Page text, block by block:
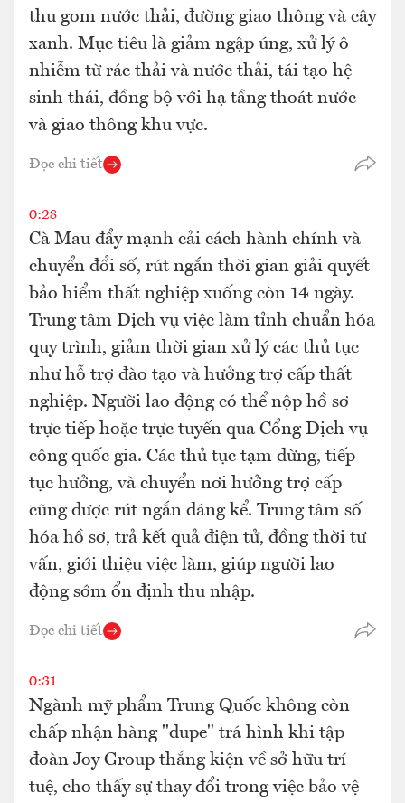
thu gom nước thải, đường giao thông và cây
xanh. Mục tiêu là giảm ngập úng, xử lý ô
nhiễm từ rác thải và nước thải, tái tạo hệ
sinh thái, đồng bộ với hạ tầng thoát nước
và giao thông khu vực.
Đọc chi tiết
0:28
Cà Mau đẩy mạnh cải cách hành chính và
chuyển đổi số, rút ngắn thời gian giải quyết
bảo hiểm thất nghiệp xuống còn 14 ngày.
Trung tâm Dịch vụ việc làm tỉnh chuẩn hóa
quy trình, giảm thời gian xử lý các thủ tục
như hỗ trợ đào tạo và hưởng trợ cấp thất
nghiệp. Người lao động có thể nộp hồ sơ
trực tiếp hoặc trực tuyến qua Cổng Dịch vụ
công quốc gia. Các thủ tục tạm dừng, tiếp
tục hưởng, và chuyển nơi hưởng trợ cấp
cũng được rút ngắn đáng kể. Trung tâm số
hóa hồ sơ, trả kết quả điện tử, đồng thời tư
vấn, giới thiệu việc làm, giúp người lao
động sớm ổn định thu nhập.
Đọc chi tiết
0:31
Ngành mỹ phẩm Trung Quốc không còn
chấp nhận hàng "dupe" trá hình khi tập
đoàn Joy Group thắng kiện về sở hữu trí
tuệ, cho thấy sự thay đổi trong việc bảo vệ